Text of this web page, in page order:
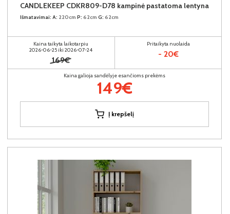
CANDLEKEEP CDKR809-D78 kampinė pastatoma lentyna
Išmatavimai: A: 220cm P: 62cm G: 62cm
Kaina taikyta laikotarpiu
2026-06-25 iki 2026-07-24
169€
Pritaikyta nuolaida
- 20€
Kaina galioja sandėlyje esančioms prekėms
149€
Į krepšelį